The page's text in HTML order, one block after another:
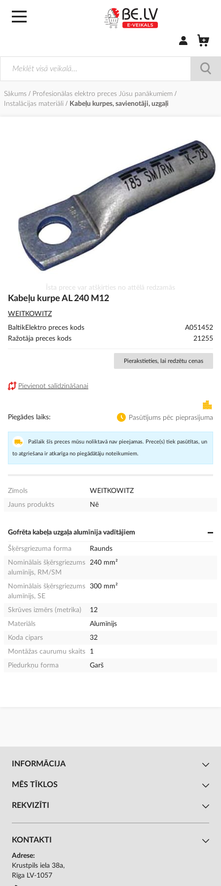
Pierakstīties/
Sākums
Profesionālas elektro preces Jūsu panākumiem
Instalācijas materiāli
Kabeļu kurpes, savienotāji, uzgaļi
uz
sākumu
Īsta prece var atšķirties no attēlā redzamās
Kabeļu kurpe AL 240 M12
WEITKOWITZ
BaltikElektro preces kods
A051452
Ražotāja preces kods
21255
Pierakstieties, lai redzētu cenas
Pievienot salīdzināšanai
Piegādes laiks Pasūtījums pēc pieprasījuma
Pašlaik šīs preces mūsu noliktavā nav pieejamas. Prece(s) tiek pasūtītas, un
to atgriešana ir atkarīga no piegādātāju noteikumiem.
Zīmols
WEITKOWITZ
Jauns produkts
Nē
Gofrēta kabeļa uzgaļa alumīnija vadītājiem
Šķērsgriezuma forma
Raunds
Nominālais šķērsgriezums
alumīnijs, RM/SM
240 mm²
Nominālais šķērsgriezums
alumīnijs, SE
300 mm²
Skrūves izmērs (metrika)
12
Materiāls
Alumīnijs
Koda cipars
32
Montāžas caurumu skaits
1
Piedurkņu forma
Garš
INFORMĀCIJA
MĒS TĪKLOS
REKVIZĪTI
KONTAKTI
Adrese:
Krustpils iela 38a,
Rīga LV-1057